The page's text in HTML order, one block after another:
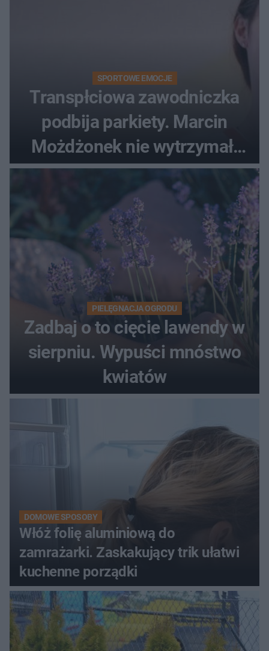
SPORTOWE EMOCJE
Transpłciowa zawodniczka
podbija parkiety. Marcin
Możdżonek nie wytrzymał:
"Skandaliczna sytuacja"
PIELĘGNACJA OGRODU
Zadbaj o to cięcie lawendy w
sierpniu. Wypuści mnóstwo
kwiatów
DOMOWE SPOSOBY
Włóż folię aluminiową do
zamrażarki. Zaskakujący trik ułatwi
kuchenne porządki